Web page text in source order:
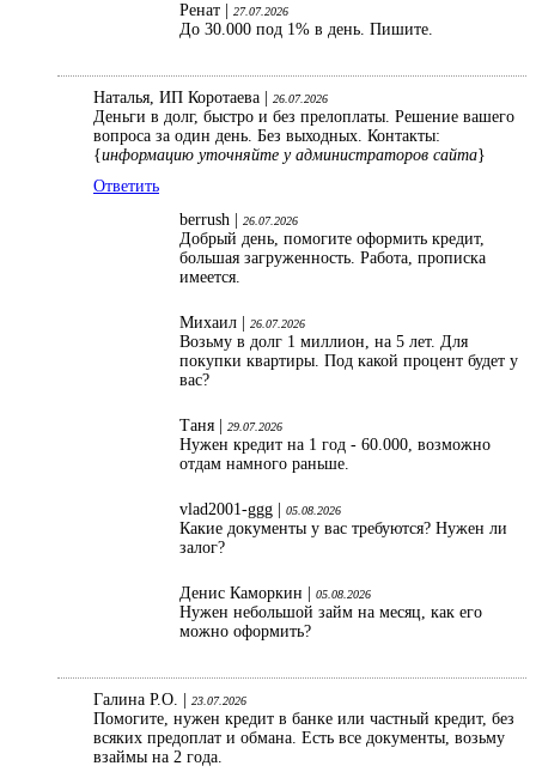
Ренат |
27.07.2026
До 30.000 под 1% в день. Пишите.
Наталья, ИП Коротаева | 26.07.2026
Деньги в долг, быстро и без прелоплаты. Решение вашего
вопроса за один день. Без выходных. Контакты:
{информацию уточняйте у администраторов сайта}
Ответить
berrush |
26.07.2026
Добрый день, помогите оформить кредит,
большая загруженность. Работа, прописка
имеется.
Михаил | 26.07.2026
Возьму в долг 1 миллион, на 5 лет. Для
покупки квартиры. Под какой процент будет у
вас?
Таня | 29.07.2026
Нужен кредит на 1 год - 60.000, возможно
отдам намного раньше.
vlad2001-ggg | 05.08.2026
Какие документы у вас требуются? Нужен ли
залог?
Денис Каморкин | 05.08.2026
Нужен небольшой займ на месяц, как его
можно оформить?
Галина Р.О. | 23.07.2026
Помогите, нужен кредит в банке или частный кредит, без
всяких предоплат и обмана. Есть все документы, возьму
взаймы на 2 года.